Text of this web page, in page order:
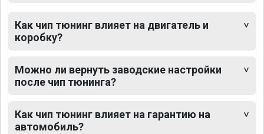
Как чип тюнинг влияет на двигатель и
коробку?
Можно ли вернуть заводские настройки
после чип тюнинга?
Как чип тюнинг влияет на гарантию на
автомобиль?